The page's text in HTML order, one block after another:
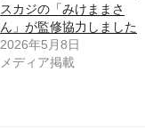
スカジの「みけままさ
ん」が監修協力しました
2026年5月8日
メディア掲載